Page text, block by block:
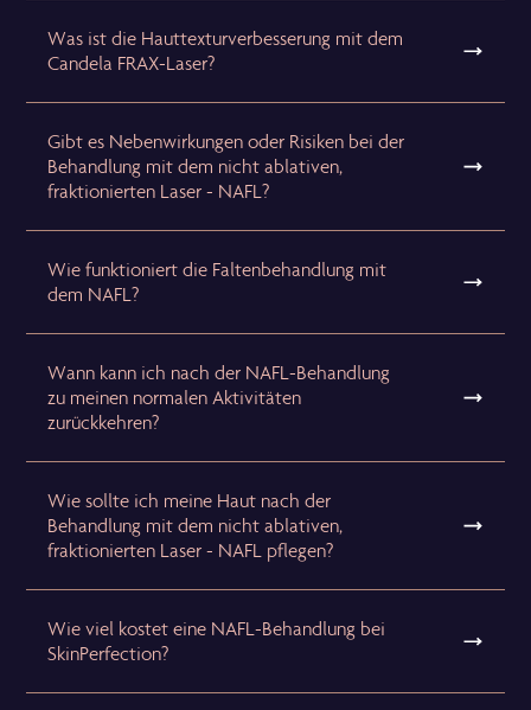
Was ist die Hauttexturverbesserung mit dem
Candela FRAX-Laser?
Gibt es Nebenwirkungen oder Risiken bei der
Behandlung mit dem nicht ablativen,
fraktionierten Laser - NAFL?
Wie funktioniert die Faltenbehandlung mit
dem NAFL?
Wann kann ich nach der NAFL-Behandlung
zu meinen normalen Aktivitäten
zurückkehren?
Wie sollte ich meine Haut nach der
Behandlung mit dem nicht ablativen,
fraktionierten Laser - NAFL pflegen?
Wie viel kostet eine NAFL-Behandlung bei
SkinPerfection?